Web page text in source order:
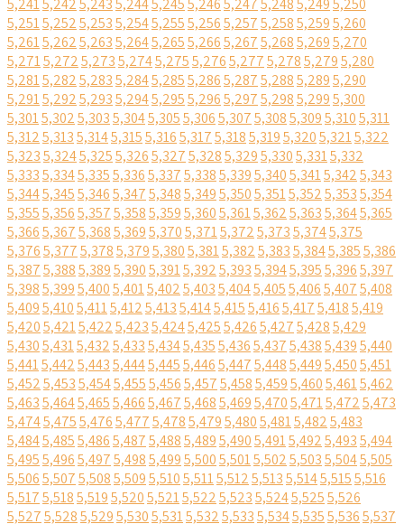
5,2415,2425,2435,2445,2455,2465,2475,2485,2495,250
5,2515,2525,2535,2545,2555,2565,2575,2585,2595,260
5,2615,2625,2635,2645,2655,2665,2675,2685,2695,270
5,2715,2725,2735,2745,2755,2765,2775,2785,2795,280
5,2815,2825,2835,2845,2855,2865,2875,2885,2895,290
5,2915,2925,2935,2945,2955,2965,2975,2985,2995,300
5,3015,3025,3035,3045,3055,3065,3075,3085,3095,3105,311
5,3125,3135,3145,3155,3165,3175,3185,3195,3205,3215,322
5,3235,3245,3255,3265,3275,3285,3295,3305,3315,332
5,3335,3345,3355,3365,3375,3385,3395,3405,3415,3425,343
5,3445,3455,3465,3475,3485,3495,3505,3515,3525,3535,354
5,3555,3565,3575,3585,3595,3605,3615,3625,3635,3645,365
5,3665,3675,3685,3695,3705,3715,3725,3735,3745,375
5,3765,3775,3785,3795,3805,3815,3825,3835,3845,3855,386
5,3875,3885,3895,3905,3915,3925,3935,3945,3955,3965,397
5,3985,3995,4005,4015,4025,4035,4045,4055,4065,4075,408
5,4095,4105,4115,4125,4135,4145,4155,4165,4175,4185,419
5,4205,4215,4225,4235,4245,4255,4265,4275,4285,429
5,4305,4315,4325,4335,4345,4355,4365,4375,4385,4395,440
5,4415,4425,4435,4445,4455,4465,4475,4485,4495,4505,451
5,4525,4535,4545,4555,4565,4575,4585,4595,4605,4615,462
5,4635,4645,4655,4665,4675,4685,4695,4705,4715,4725,473
5,4745,4755,4765,4775,4785,4795,4805,4815,4825,483
5,4845,4855,4865,4875,4885,4895,4905,4915,4925,4935,494
5,4955,4965,4975,4985,4995,5005,5015,5025,5035,5045,505
5,5065,5075,5085,5095,5105,5115,5125,5135,5145,5155,516
5,5175,5185,5195,5205,5215,5225,5235,5245,5255,526
5,5275,5285,5295,5305,5315,5325,5335,5345,5355,5365,537